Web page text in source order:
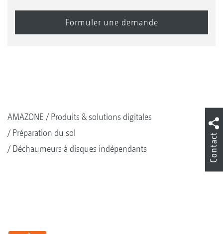
AMAZONE
Produits & solutions digitales
Préparation du sol
Déchaumeurs à disques indépendants
Contact